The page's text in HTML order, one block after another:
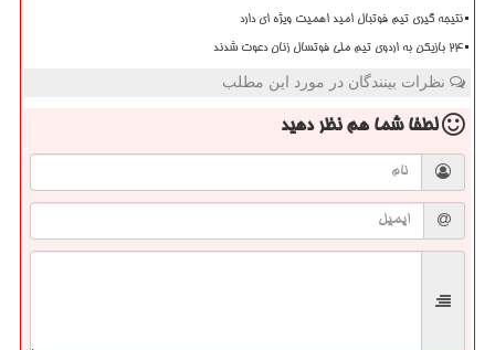
نتیجه گیری تیم فوتبال امید اهمیت ویژه ای دارد
۲۴ بازیکن به اردوی تیم ملی فوتسال زنان دعوت شدند
نظرات بینندگان در مورد این مطلب
لطفا شما همنظر دهید